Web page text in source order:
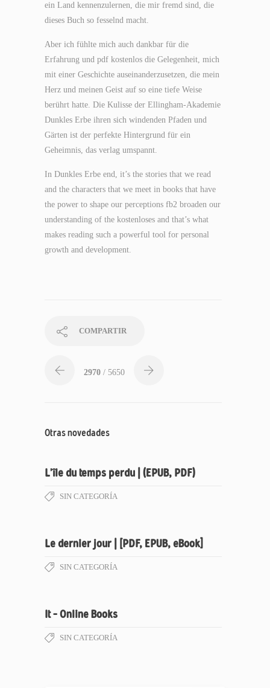
ein Land kennenzulernen, die mir fremd sind, die
dieses Buch so fesselnd macht.
Aber ich fühlte mich auch dankbar für die
Erfahrung und pdf kostenlos die Gelegenheit, mich
mit einer Geschichte auseinanderzusetzen, die mein
Herz und meinen Geist auf so eine tiefe Weise
berührt hatte. Die Kulisse der Ellingham-Akademie
Dunkles Erbe ihren sich windenden Pfaden und
Gärten ist der perfekte Hintergrund für ein
Geheimnis, das verlag umspannt.
In Dunkles Erbe end, it’s the stories that we read
and the characters that we meet in books that have
the power to shape our perceptions fb2 broaden our
understanding of the kostenloses and that’s what
makes reading such a powerful tool for personal
growth and development.
COMPARTIR
2970 / 5650
Otras novedades
L’île du temps perdu | (EPUB, PDF)
SIN CATEGORÍA
Le dernier jour | [PDF, EPUB, eBook]
SIN CATEGORÍA
It – Online Books
SIN CATEGORÍA